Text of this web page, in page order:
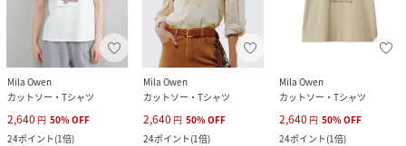
Mila Owen
カットソー・Tシャツ
2,640 円 50%OFF
24ポイント(1倍)
Mila Owen
カットソー・Tシャツ
2,640 円 50%OFF
24ポイント(1倍)
Mila Owen
カットソー・Tシャツ
2,640 円 50%OFF
24ポイント(1倍)